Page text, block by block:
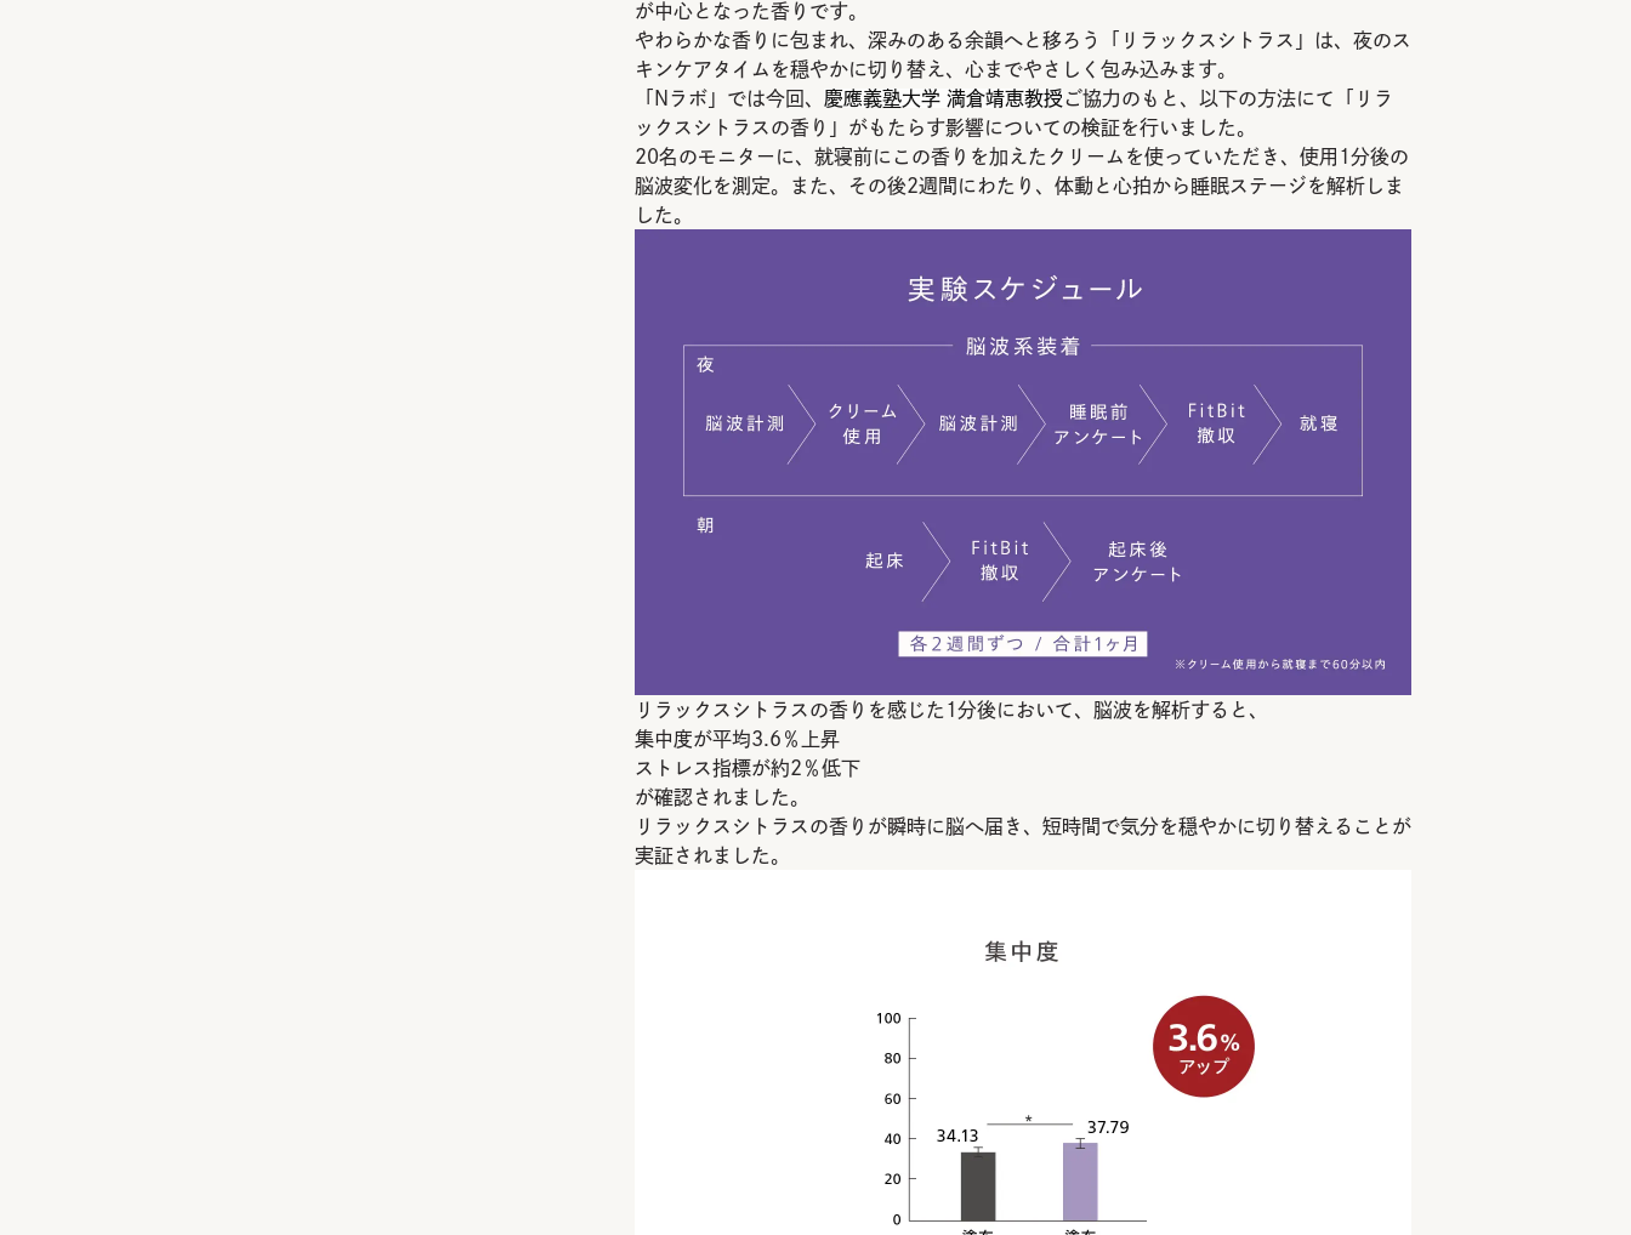
が中心となった香りです。
やわらかな香りに包まれ、深みのある余韻へと移ろう「リラックスシトラス」は、夜のス
キンケアタイムを穏やかに切り替え、心までやさしく包み込みます。
「Nラボ」では今回、 慶應義塾大学 満倉靖恵教授ご協力のもと、以下の方法にて「リラ
ックスシトラスの香り」がもたらす影響についての検証を行いました。
20名のモニターに、就寝前にこの香りを加えたクリームを使っていただき、使用1分後の
脳波変化を測定。また、その後2週間にわたり、体動と心拍から睡眠ステージを解析しま
した。
リラックスシトラスの香りを感じた1分後において、脳波を解析すると、
集中度が平均3.6％上昇
ストレス指標が約2％低下
が確認されました。
リラックスシトラスの香りが瞬時に脳へ届き、短時間で気分を穏やかに切り替えることが
実証されました。